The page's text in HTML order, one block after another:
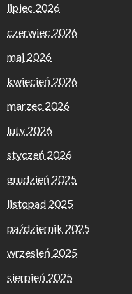
lipiec 2026
czerwiec 2026
maj 2026
kwiecień 2026
marzec 2026
luty 2026
styczeń 2026
grudzień 2025
listopad 2025
październik 2025
wrzesień 2025
sierpień 2025